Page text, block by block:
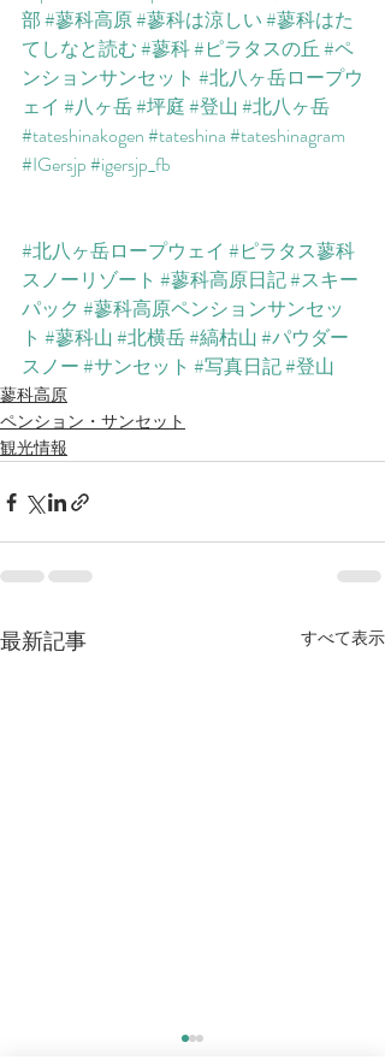
部#蓼科高原#蓼科は涼しい#蓼科はた
てしなと読む#蓼科#ピラタスの丘#ペ
ンションサンセット #北八ヶ岳ロープウ
ェイ #八ヶ岳#坪庭#登山#北八ヶ岳
#tateshinakogen#tateshina#tateshinagram
#IGersjp#igersjp_fb
#北八ヶ岳ロープウェイ #ピラタス蓼科
スノーリゾート #蓼科高原日記#スキー
パック #蓼科高原ペンションサンセッ
ト #蓼科山#北横岳#縞枯山#パウダー
スノー#サンセット #写真日記#登山
蓼科高原
ペンション・サンセット
観光情報
最新記事 すべて表示